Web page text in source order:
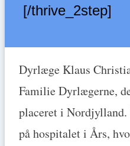
[/thrive_2step]
Dyrlæge Klaus
Familie Dyrlægerne,
placeret i
på hospitalet i Års,